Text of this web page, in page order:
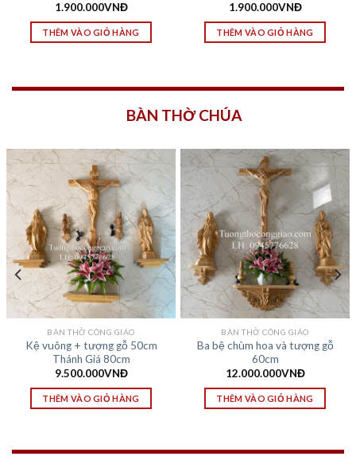
1.900.000VNĐ
THÊM VÀO GIỎ HÀNG
1.900.000VNĐ
THÊM VÀO GIỎ HÀNG
BÀN THỜ CHÚA
BÀN THỜ CÔNG GIÁO
Kệ vuông + tượng gỗ 50cm
Thánh Giá 80cm
9.500.000VNĐ
THÊM VÀO GIỎ HÀNG
BÀN THỜ CÔNG GIÁO
Ba bệ chùm hoa và tượng gỗ
60cm
12.000.000VNĐ
THÊM VÀO GIỎ HÀNG